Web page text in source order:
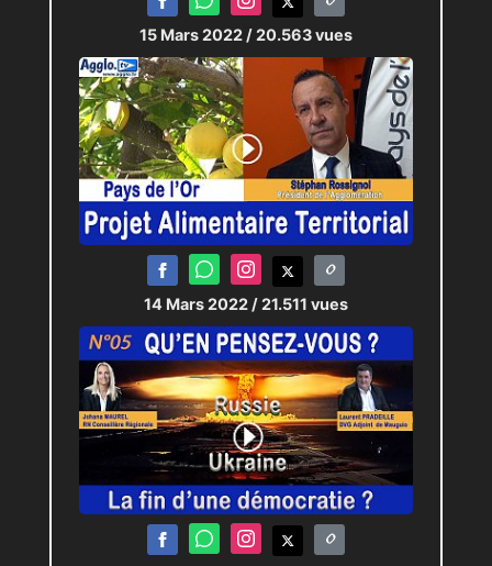
15 Mars 2022 / 20.563 vues
14 Mars 2022 / 21.511 vues